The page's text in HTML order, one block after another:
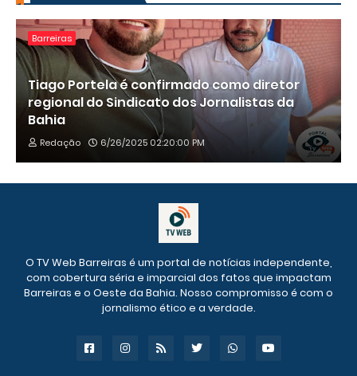
Barreiras
Tiago Portela é confirmado como diretor
regional do Sindicato dos Jornalistas da
Bahia
Redação 6/26/2025 02:20:00 PM
O TV Web Barreiras é um portal de notícias independente,
com cobertura séria e imparcial dos fatos que impactam
Barreiras e o Oeste da Bahia. Nosso compromisso é com o
jornalismo ético e a verdade.